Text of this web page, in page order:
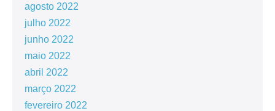
agosto 2022
julho 2022
junho 2022
maio 2022
abril 2022
março 2022
fevereiro 2022